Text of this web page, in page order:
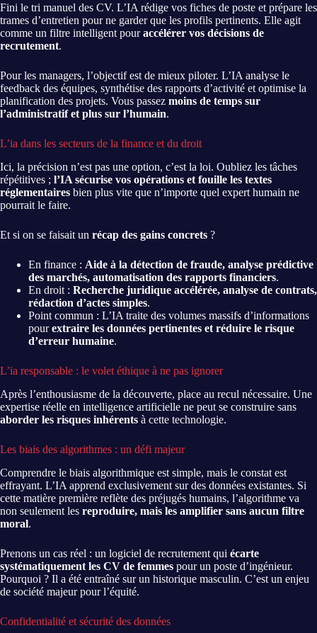
Fini le tri manuel des CV. L’IA rédige vos fiches de poste et prépare les
trames d’entretien pour ne garder que les profils pertinents. Elle agit
comme un filtre intelligent pouraccélérer vos décisions de
recrutement.
Pour les managers, l’objectif est de mieux piloter. L’IA analyse le
feedback des équipes, synthétise des rapports d’activité et optimise la
planification des projets. Vous passez moins de temps sur
l’administratif et plus sur l’humain.
L’ia dans les secteurs de la finance et du droit
Ici, la précision n’est pas une option, c’est la loi. Oubliez les tâches
répétitives ; l’IA sécurise vos opérations et fouille les textes
réglementaires bien plus vite que n’importe quel expert humain ne
pourrait le faire.
Et si on se faisait un récap des gains concrets ?
En finance : Aide à la détection de fraude, analyse prédictive
des marchés, automatisation des rapports financiers.
En droit : Recherche juridique accélérée, analyse de contrats,
rédaction d’actes simples.
Point commun : L’IA traite des volumes massifs d’informations
pourextraire les données pertinentes et réduire le risque
d’erreur humaine.
L’ia responsable : le volet éthique à ne pas ignorer
Après l’enthousiasme de la découverte, place au recul nécessaire. Une
expertise réelle en intelligence artificielle ne peut se construire sans
aborder les risques inhérents à cette technologie.
Les biais des algorithmes : un défi majeur
Comprendre le biais algorithmique est simple, mais le constat est
effrayant. L’IA apprend exclusivement sur des données existantes. Si
cette matière première reflète des préjugés humains, l’algorithme va
non seulement les reproduire, mais les amplifier sans aucun filtre
moral.
Prenons un cas réel : un logiciel de recrutement qui écarte
systématiquement les CV de femmes pour un poste d’ingénieur.
Pourquoi ? Il a été entraîné sur un historique masculin. C’est un enjeu
de société majeur pour l’équité.
Confidentialité et sécurité des données